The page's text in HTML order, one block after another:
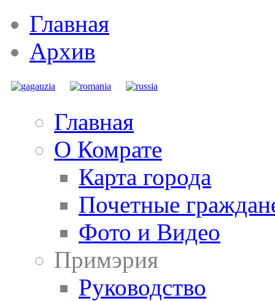
Главная
Архив
Главная
О Комрате
Карта города
Почетные
Фото и Видео
Примэрия
Руководство